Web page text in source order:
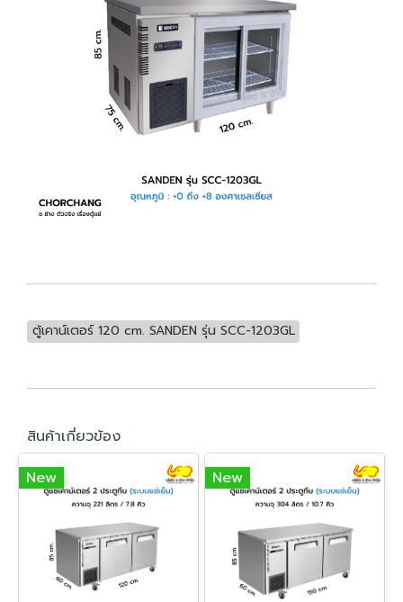
ตู้เคาน์เตอร์ 120 cm. SANDEN รุ่น SCC-1203GL
สินค้าเกี่ยวข้อง
New
New